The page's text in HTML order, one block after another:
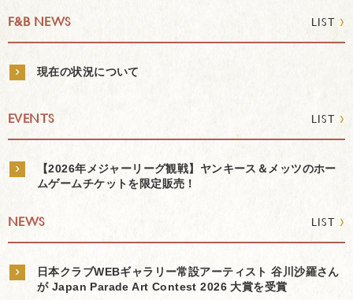
F&B NEWS LIST ›
› 現在の状況について
EVENTS LIST ›
›
【2026年メジャーリーグ観戦】ヤンキース＆メッツのホー
ムゲームチケットを限定販売！
NEWS LIST ›
›
日本クラブWEBギャラリー常設アーティスト 谷川沙羅さん
が Japan Parade Art Contest 2026 大賞を受賞